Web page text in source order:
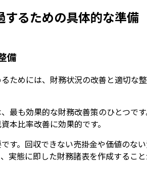
するための具体的な準備
備
ためには、財務状況の改善と適切な
最も効果的な財務改善策のひとつで
本比率改善に効果的です。
す。回収できない売掛金や価値のな
実態に即した財務諸表を作成するこ